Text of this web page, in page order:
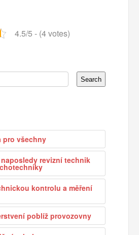
4.5/5 - (4 votes)
Search
pro všechny
revizní technik
kontrolu a měření
poblíž provozovny